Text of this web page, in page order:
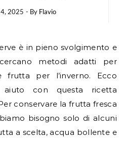
2025 - By Flavio
è in pieno svolgimento e
metodi adatti per
frutta per l’inverno. Ecco
con questa ricetta
conservare la frutta fresca
bisogno solo di alcuni
a scelta, acqua bollente e